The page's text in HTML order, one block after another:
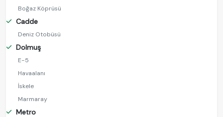
Boğaz Köprüsü
Cadde
Deniz Otobüsü
Dolmuş
E-5
Havaalanı
İskele
Marmaray
Metro